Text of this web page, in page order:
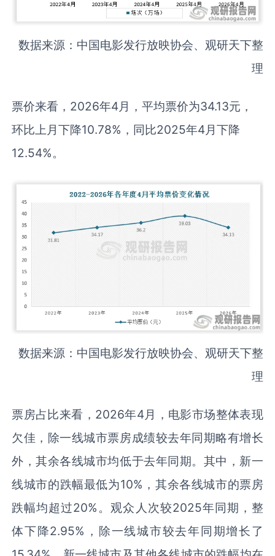
数据来源：中国电影发行放映协会、观研天下整
理
票价来看，2026年4月，平均票价为34.13元，
环比上月下降10.78%，同比2025年4月下降
12.54%。
数据来源：中国电影发行放映协会、观研天下整
理
票房占比来看，2026年4月，电影市场整体表现
欠佳，除一线城市票房成绩较去年同期略有增长
外，其余各线城市均低于去年同期。其中，新一
线城市的跌幅最低为10%，其余各线城市的票房
跌幅均超过20%。观众人次较2025年同期，整
体下降2.95%，除一线城市较去年同期增长了